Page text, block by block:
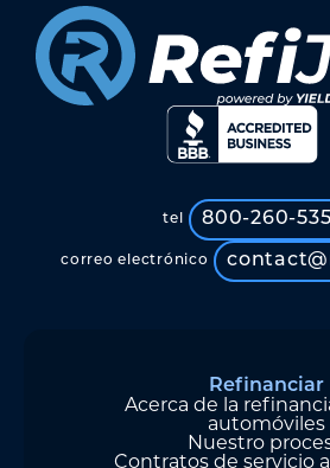
tel 800-260-
correo electrónico
Refinanciar
Acerca de la
automóviles
Nuestro
Contratos de servicio